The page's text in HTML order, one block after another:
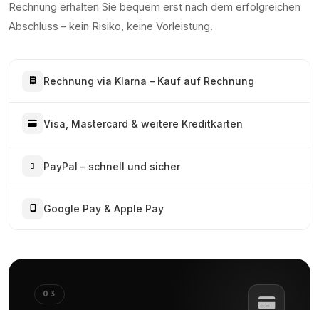
Rechnung erhalten Sie bequem erst nach dem erfolgreichen
Abschluss – kein Risiko, keine Vorleistung.
Rechnung via Klarna – Kauf auf Rechnung
Visa, Mastercard & weitere Kreditkarten
PayPal – schnell und sicher
Google Pay & Apple Pay
03